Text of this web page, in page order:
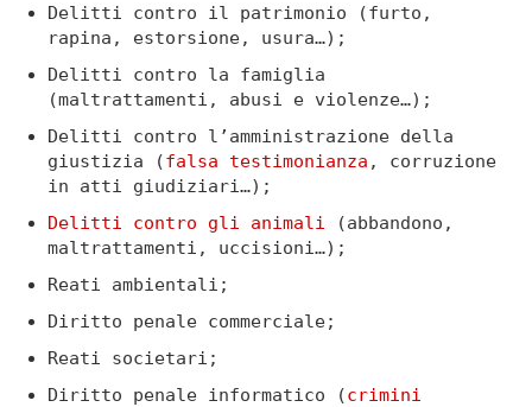
Delitti contro il patrimonio (furto,
rapina, estorsione, usura…);
Delitti contro la famiglia
(maltrattamenti, abusi e violenze…);
Delitti contro l’amministrazione della
giustizia (falsa testimonianza , corruzione
in atti giudiziari…);
Delitti contro gli animali (abbandono,
maltrattamenti, uccisioni…);
Reati ambientali;
Diritto penale commerciale;
Reati societari;
Diritto penale informatico (crimini